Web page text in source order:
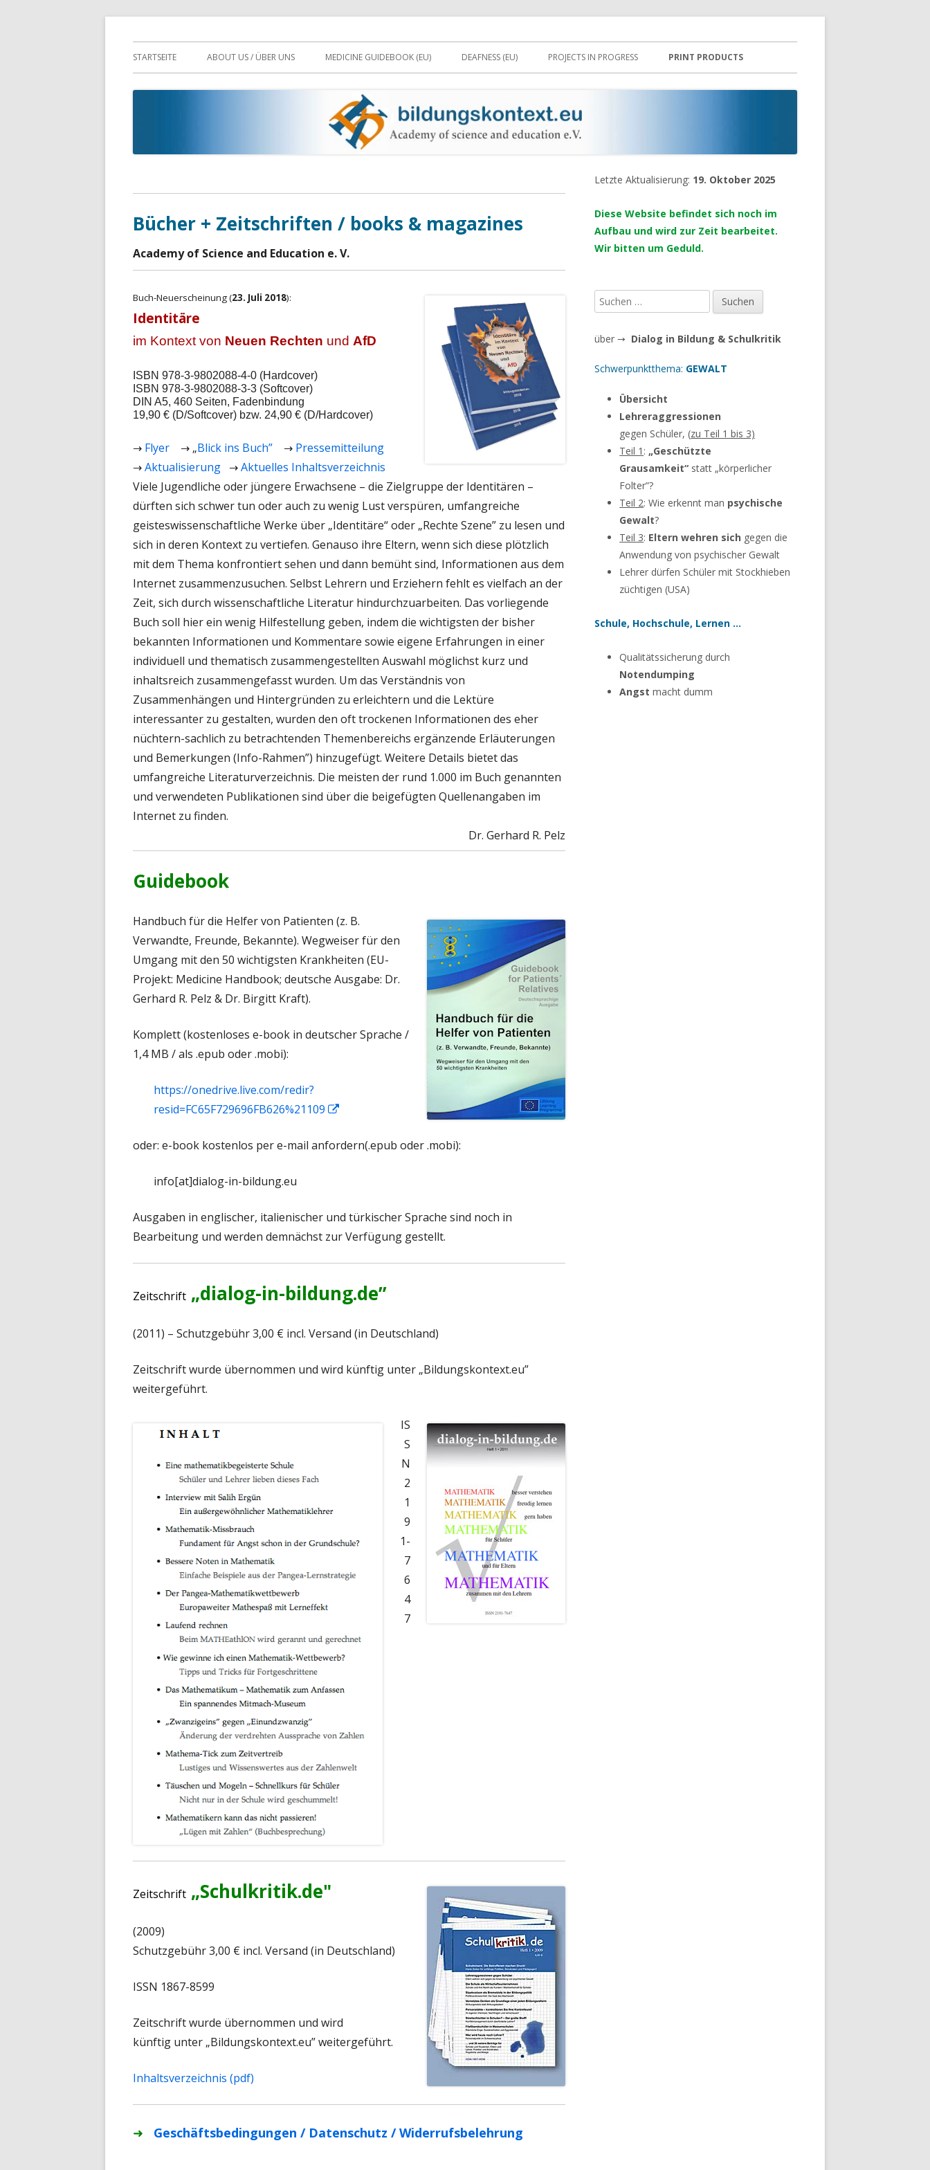
Bildungskontext.eu
Primäres
Menü
STARTSEITE ABOUT US / ÜBER UNS MEDICINE GUIDEBOOK (EU) DEAFNESS (EU) PROJECTS IN PROGRESS PRINT PRODUCTS
Bücher + Zeitschriften / books & magazines
Academy of Science and Education e. V.
Buch-Neuerscheinung (23. Juli 2018):
Identitäre
im Kontext von Neuen Rechten und AfD
ISBN 978-3-9802088-4-0 (Hardcover)
ISBN 978-3-9802088-3-3 (Softcover)
DIN A5, 460 Seiten, Fadenbindung
19,90 € (D/Softcover) bzw. 24,90 € (D/Hardcover)
→ Flyer → „Blick ins Buch” → Pressemitteilung
→Aktualisierung →Aktuelles Inhaltsverzeichnis
Viele Jugendliche oder jüngere Erwachsene – die Zielgruppe der Identitären –
dürften sich schwer tun oder auch zu wenig Lust verspüren, umfangreiche
geisteswissenschaftliche Werke über „Identitäre“ oder „Rechte Szene” zu lesen und
sich in deren Kontext zu vertiefen. Genauso ihre Eltern, wenn sich diese plötzlich
mit dem Thema konfrontiert sehen und dann bemüht sind, Informationen aus dem
Internet zusammenzusuchen. Selbst Lehrern und Erziehern fehlt es vielfach an der
Zeit, sich durch wissenschaftliche Literatur hindurchzuarbeiten. Das vorliegende
Buch soll hier ein wenig Hilfestellung geben, indem die wichtigsten der bisher
bekannten Informationen und Kommentare sowie eigene Erfahrungen in einer
individuell und thematisch zusammengestellten Auswahl möglichst kurz und
inhaltsreich zusammengefasst wurden. Um das Verständnis von
Zusammenhängen und Hintergründen zu erleichtern und die Lektüre
interessanter zu gestalten, wurden den oft trockenen Informationen des eher
nüchtern-sachlich zu betrachtenden Themenbereichs ergänzende Erläuterungen
und Bemerkungen (Info-Rahmen”) hinzugefügt. Weitere Details bietet das
umfangreiche Literaturverzeichnis. Die meisten der rund 1.000 im Buch genannten
und verwendeten Publikationen sind über die beigefügten Quellenangaben im
Internet zu finden.
Dr. Gerhard R. Pelz
Guidebook
Handbuch für die Helfer von Patienten (z. B.
Verwandte, Freunde, Bekannte). Wegweiser für den
Umgang mit den 50 wichtigsten Krankheiten (EU-
Projekt: Medicine Handbook; deutsche Ausgabe: Dr.
Gerhard R. Pelz & Dr. Birgitt Kraft).
Komplett (kostenloses e-book in deutscher Sprache /
1,4 MB / als .epub oder .mobi):
https://onedrive.live.com/redir?
resid=FC65F729696FB626%21109
Fenster
oder: e-book kostenlos per e-mail anfordern(.epub oder .mobi):
info[at]dialog-in-bildung.eu
Ausgaben in englischer, italienischer und türkischer Sprache sind noch in
Bearbeitung und werden demnächst zur Verfügung gestellt.
Zeitschrift „dialog-in-bildung.de”
(2011) – Schutzgebühr 3,00 € incl. Versand (in Deutschland)
Zeitschrift wurde übernommen und wird künftig unter „Bildungskontext.eu”
weitergeführt.
IS
S
N
2
1
9
1-
7
6
4
7
Zeitschrift „Schulkritik.de"
(2009)
Schutzgebühr 3,00 € incl. Versand (in Deutschland)
ISSN 1867-8599
Zeitschrift wurde übernommen und wird
künftig unter „Bildungskontext.eu” weitergeführt.
Inhaltsverzeichnis (pdf)
➜ Geschäftsbedingungen / Datenschutz /Widerrufsbelehrung
Haupt-
Seitenleiste
Letzte Aktualisierung: 19. Oktober 2025
Diese Website befindet sich noch im
Aufbau und wird zur Zeit bearbeitet.
Wir bitten um Geduld.
Suchen
nach:
über → Dialog in Bildung & Schulkritik
Schwerpunktthema: GEWALT
Übersicht
Lehreraggressionen
gegen Schüler, (zu Teil 1 bis 3)
Teil 1 : „Geschützte
Grausamkeit“ statt „körperlicher
Folter”?
Teil 2: Wie erkennt man psychische
Gewalt?
Teil 3: Eltern wehren sich gegen die
Anwendung von psychischer Gewalt
Lehrer dürfen Schüler mit Stockhieben
züchtigen (USA)
Schule, Hochschule, Lernen …
Qualitätssicherung durch
Notendumping
Angst macht dumm